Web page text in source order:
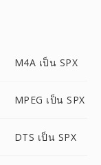
M4A เป็น SPX
MPEG เป็น SPX
DTS เป็น SPX